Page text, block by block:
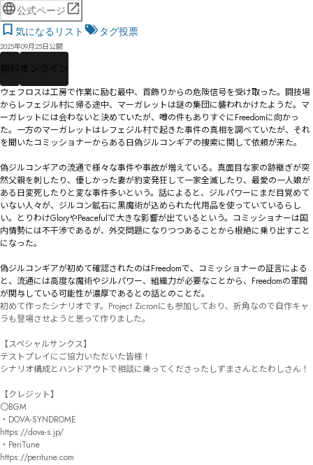
公式ページ
気になるリスト
タグ投票
2025年09月25日公開
無料 オンライン
ウェフロスは工房で作業に励む最中、首飾りからの危険信号を受け取った。闘技場
からレフェジル村に帰る途中、マーガレットは謎の集団に襲われかけたようだ。マ
ーガレットには会わないと決めていたが、噂の件もありすぐにFreedomに向かっ
た。一方のマーガレットはレフェジル村で起きた事件の真相を調べていたが、それ
を聞いたコミッショナーからある日偽ジルコンギアの捜索に関して依頼が来た。
偽ジルコンギアの流通で様々な事件や事故が増えている。真面目な家の跡継ぎが突
然父親を刺したり、優しかった妻が豹変発狂して一家全滅したり、最愛の一人娘が
ある日変死したりと変な事件多いという。話によると、ジルパワーにまだ目覚めて
いない人々が、ジルコン鉱石に黒魔術が込められた代用品を使っていているらし
い。とりわけGloryやPeacefulで大きな影響が出ているという。コミッショナーは国
内情勢には不干渉であるが、外交問題になりつつあることから根絶に乗り出すこと
になった。
偽ジルコンギアが初めて確認されたのはFreedomで、コミッショナーの証言による
と、流通には高度な魔術やジルパワー、組織力が必要なことから、Freedomの軍閥
が関与している可能性が濃厚であるとの話とのことだ。
初めて作ったシナリオです。Project Zicronにも参加しており、折角なので自作キャ
ラも登場させようと思って作りました。
【スペシャルサンクス】
テストプレイにご協力いただいた皆様！
シナリオ構成とハンドアウトで相談に乗ってくださったしずまさんとたわしさん！
【クレジット】
〇BGM
・DOVA-SYNDROME
https://dova-s.jp/
・PeriTune
https://peritune.com